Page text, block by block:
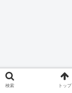
検索 トップ